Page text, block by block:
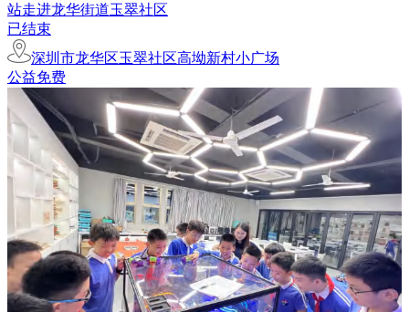
站走进龙华街道玉翠社区
已结束
深圳市龙华区玉翠社区高坳新村小广场
公益免费